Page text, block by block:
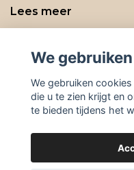
Lees meer
Social media
We
We gebruiken
die u te zien krijgt en
te bieden tijdens het